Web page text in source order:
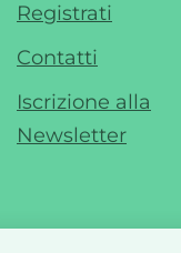
Registrati
Contatti
Iscrizione alla
Newsletter